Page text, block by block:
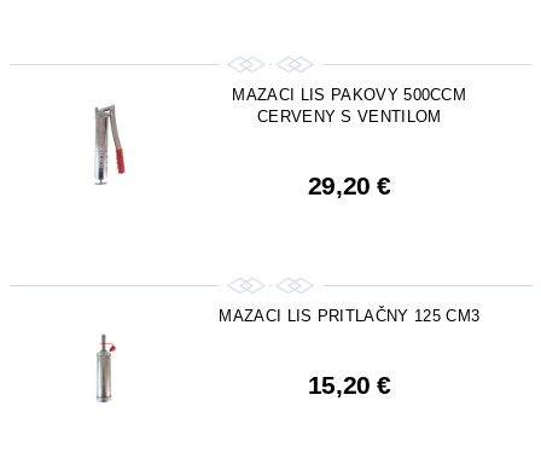
MAZACI LIS PAKOVY 500CCM
CERVENY S VENTILOM
29,20 €
MAZACI LIS PRITLAČNY 125 CM3
15,20 €